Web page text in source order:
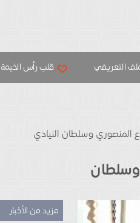
التعريفي قلب رأس الخيمة
المنصوري وسلطان النيادي
وسلطان
مزيد من الأخبار